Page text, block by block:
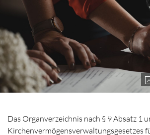
Das Organverzeichnis nach § 9 Absatz 1
Kirchenvermögensverwaltungsgesetzes